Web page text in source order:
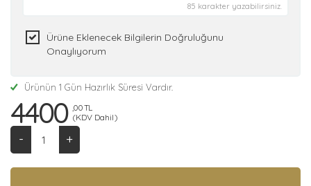
85 karakter yazabilirsiniz.
Ürüne Eklenecek Bilgilerin Doğruluğunu
Onaylıyorum
Ürünün 1 Gün Hazırlık Süresi Vardır.
4400 ,00 TL
(KDV Dahil)
+
-